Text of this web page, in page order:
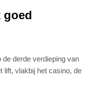
goed
derde verdieping van
lift, vlakbij het casino, de